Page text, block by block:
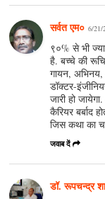
सर्वत एम० 6/21/
९०% से भी
है. बच्चे की
गायन, अभिनय,
डॉक्टर-
जारी हो
कैरियर बर्बाद
जिस कथा का
जवाब दें
डॉ. रूपचन्द्र